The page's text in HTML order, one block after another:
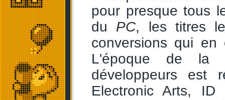
pour presque tous
du PC, les titres
conversions qui
L'époque de la
développeurs est
Electronic Arts,